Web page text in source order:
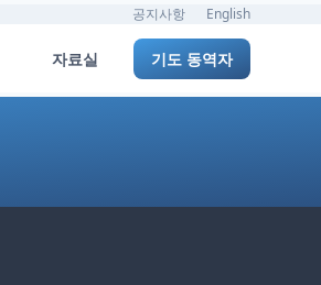
공지사항 English
자료실 기도 동역자